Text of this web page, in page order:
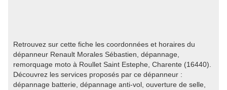
Retrouvez sur cette fiche les coordonnées et horaires du
dépanneur Renault Morales Sébastien, dépannage,
remorquage moto à Roullet Saint Estephe, Charente (16440).
Découvrez les services proposés par ce dépanneur :
dépannage batterie, dépannage anti-vol, ouverture de selle,